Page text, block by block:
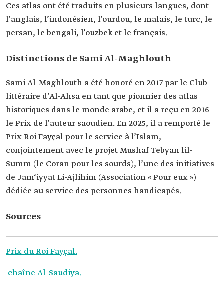
Ces atlas ont été traduits en plusieurs langues, dont
l’anglais, l’indonésien, l’ourdou, le malais, le turc, le
persan, le bengali, l’ouzbek et le français.
Distinctions de Sami Al-Maghlouth
Sami Al-Maghlouth a été honoré en 2017 par le Club
littéraire d’Al-Ahsa en tant que pionnier des atlas
historiques dans le monde arabe, et il a reçu en 2016
le Prix de l’auteur saoudien. En 2025, il a remporté le
Prix Roi Fayçal pour le service à l’Islam,
conjointement avec le projet Mushaf Tebyan lil-
Summ (le Coran pour les sourds), l’une des initiatives
de Jam‘iyyat Li-Ajlihim (Association « Pour eux »)
dédiée au service des personnes handicapés.
Sources
Prix du Roi Fayçal.
chaîne Al-Saudiya.